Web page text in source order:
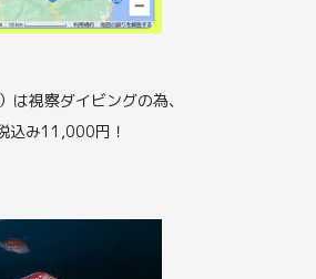
視察ダイビングの為、
込み11,000円！